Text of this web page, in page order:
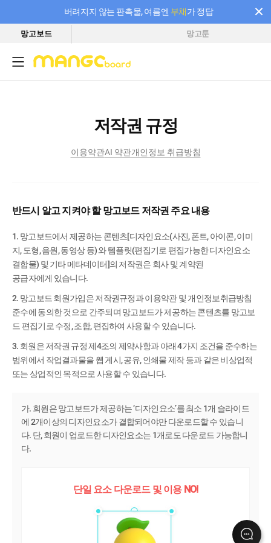
버려지지 않는 판촉물, 여름엔 부채가 정답
필요한 만큼 충전하고 끊김 없이 작업하세요! 새로워진 AI 부스터 요금제
망고보드 망고툰
저작권 규정
이용약관AI 약관개인정보 취급방침
반드시 알고 지켜야 할 망고보드 저작권 주요 내용
1. 망고보드에서 제공하는 콘텐츠[디자인요소(사진, 폰트, 아이콘, 이미
지, 도형, 음원, 동영상 등) 와 템플릿(편집기로 편집가능한 디자인요소
결합물) 및 기타 메타데이터]의 저작권은 회사 및 계약된
공급자에게 있습니다.
2. 망고보드 회원가입은 저작권규정과 이용약관 및 개인정보취급방침
준수에 동의한 것으로 간주되며 망고보드가 제공하는 콘텐츠를 망고보
드 편집기로 수정, 조합, 편집하여 사용할 수 있습니다.
3. 회원은 저작권 규정 제4조의 제약사항과 아래 4가지 조건을 준수하는
범위에서 작업결과물을 웹 게시, 공유, 인쇄물 제작 등과 같은 비상업적
또는 상업적인 목적으로 사용할 수 있습니다.
가. 회원은 망고보드가 제공하는 ‘디자인요소’를 최소 1개 슬라이드
에 2개이상의 디자인요소가 결합되어야만 다운로드할 수 있습니
다. 단, 회원이 업로드한 디자인요소는 1개로도 다운로드 가능합니
다.
단일 요소 다운로드 및 이용 NO!